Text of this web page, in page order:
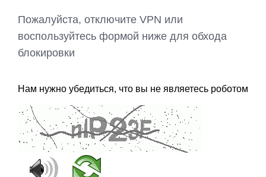
Пожалуйста, отключите VPN или
воспользуйтесь формой ниже для обхода
блокировки
Нам нужно убедиться, что вы не являетесь роботом